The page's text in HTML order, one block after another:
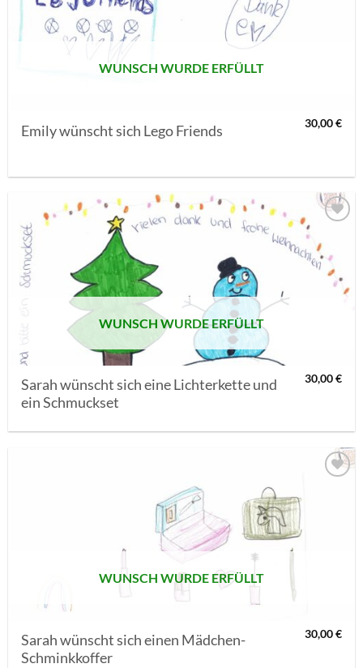
SETZEN
WUNSCH WURDE ERFÜLLT
Emily wünscht sich Lego Friends 30,00€
AUF MEINE
MERKLISTE
SETZEN
WUNSCH WURDE ERFÜLLT
Sarah wünscht sich eine Lichterkette und
ein Schmuckset
30,00€
MERKLISTE
SETZEN
WUNSCH WURDE ERFÜLLT
Sarah wünscht sich einen Mädchen-
Schminkkoffer
30,00€